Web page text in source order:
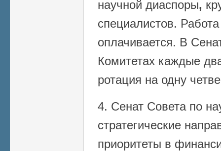
научной диаспоры,
специалистов.
оплачивается. В
Комитетах каждые
ротация на одну
4. Сенат Совета по
стратегические
приоритеты в